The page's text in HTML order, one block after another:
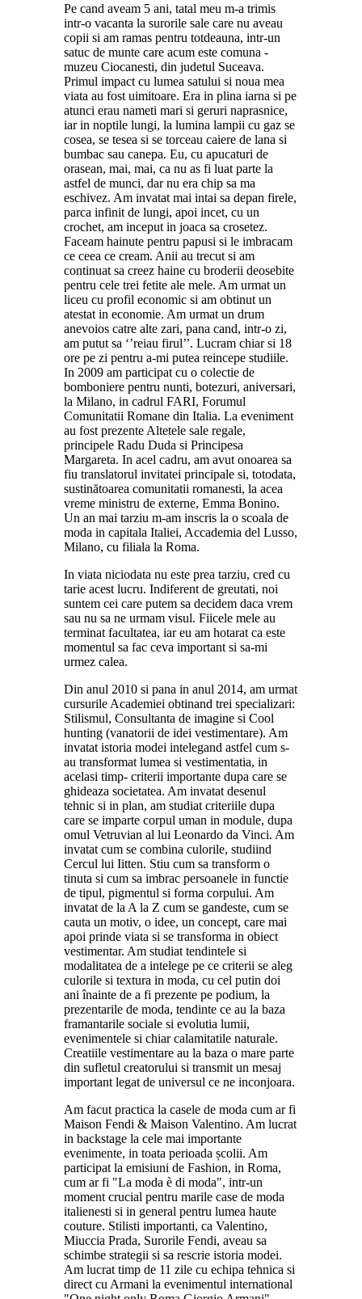
Pe cand aveam 5 ani, tatal meu m-a trimis
intr-o vacanta la surorile sale care nu aveau
copii si am ramas pentru totdeauna, intr-un
satuc de munte care acum este comuna -
muzeu Ciocanesti, din judetul Suceava.
Primul impact cu lumea satului si noua mea
viata au fost uimitoare. Era in plina iarna si pe
atunci erau nameti mari si geruri naprasnice,
iar in noptile lungi, la lumina lampii cu gaz se
cosea, se tesea si se torceau caiere de lana si
bumbac sau canepa. Eu, cu apucaturi de
orasean, mai, mai, ca nu as fi luat parte la
astfel de munci, dar nu era chip sa ma
eschivez. Am invatat mai intai sa depan firele,
parca infinit de lungi, apoi incet, cu un
crochet, am inceput in joaca sa crosetez.
Faceam hainute pentru papusi si le imbracam
ce ceea ce cream. Anii au trecut si am
continuat sa creez haine cu broderii deosebite
pentru cele trei fetite ale mele. Am urmat un
liceu cu profil economic si am obtinut un
atestat in economie. Am urmat un drum
anevoios catre alte zari, pana cand, intr-o zi,
am putut sa ‘’reiau firul’’. Lucram chiar si 18
ore pe zi pentru a-mi putea reincepe studiile.
In 2009 am participat cu o colectie de
bomboniere pentru nunti, botezuri, aniversari,
la Milano, in cadrul FARI, Forumul
Comunitatii Romane din Italia. La eveniment
au fost prezente Altetele sale regale,
principele Radu Duda si Principesa
Margareta. In acel cadru, am avut onoarea sa
fiu translatorul invitatei principale si, totodata,
sustinătoarea comunitatii romanesti, la acea
vreme ministru de externe, Emma Bonino.
Un an mai tarziu m-am inscris la o scoala de
moda in capitala Italiei, Accademia del Lusso,
Milano, cu filiala la Roma.
In viata niciodata nu este prea tarziu, cred cu
tarie acest lucru. Indiferent de greutati, noi
suntem cei care putem sa decidem daca vrem
sau nu sa ne urmam visul. Fiicele mele au
terminat facultatea, iar eu am hotarat ca este
momentul sa fac ceva important si sa-mi
urmez calea.
Din anul 2010 si pana in anul 2014, am urmat
cursurile Academiei obtinand trei specializari:
Stilismul, Consultanta de imagine si Cool
hunting (vanatorii de idei vestimentare). Am
invatat istoria modei intelegand astfel cum s-
au transformat lumea si vestimentatia, in
acelasi timp- criterii importante dupa care se
ghideaza societatea. Am invatat desenul
tehnic si in plan, am studiat criteriile dupa
care se imparte corpul uman in module, dupa
omul Vetruvian al lui Leonardo da Vinci. Am
invatat cum se combina culorile, studiind
Cercul lui Iitten. Stiu cum sa transform o
tinuta si cum sa imbrac persoanele in functie
de tipul, pigmentul si forma corpului. Am
invatat de la A la Z cum se gandeste, cum se
cauta un motiv, o idee, un concept, care mai
apoi prinde viata si se transforma in obiect
vestimentar. Am studiat tendintele si
modalitatea de a intelege pe ce criterii se aleg
culorile si textura in moda, cu cel putin doi
ani înainte de a fi prezente pe podium, la
prezentarile de moda, tendinte ce au la baza
framantarile sociale si evolutia lumii,
evenimentele si chiar calamitatile naturale.
Creatiile vestimentare au la baza o mare parte
din sufletul creatorului si transmit un mesaj
important legat de universul ce ne inconjoara.
Am facut practica la casele de moda cum ar fi
Maison Fendi & Maison Valentino. Am lucrat
in backstage la cele mai importante
evenimente, in toata perioada școlii. Am
participat la emisiuni de Fashion, in Roma,
cum ar fi "La moda è di moda", intr-un
moment crucial pentru marile case de moda
italienesti si in general pentru lumea haute
couture. Stilisti importanti, ca Valentino,
Miuccia Prada, Surorile Fendi, aveau sa
schimbe strategii si sa rescrie istoria modei.
Am lucrat timp de 11 zile cu echipa tehnica si
direct cu Armani la evenimentul international